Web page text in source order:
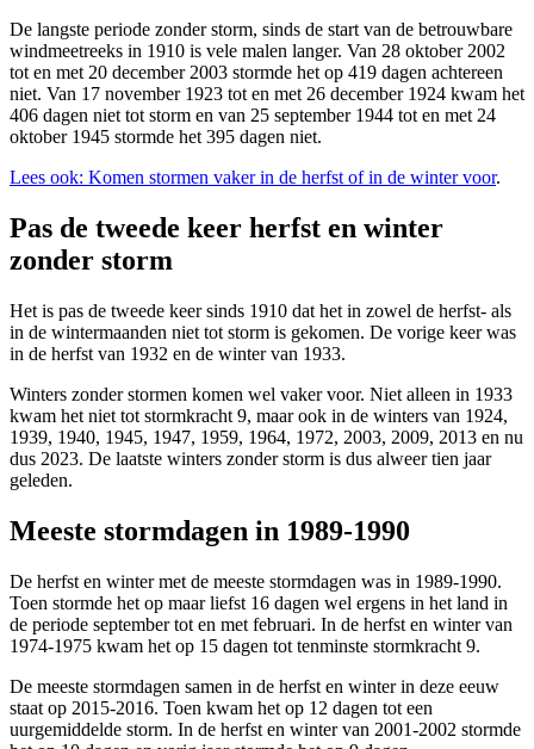
De langste periode zonder storm, sinds de start van de betrouwbare
windmeetreeks in 1910 is vele malen langer. Van 28 oktober 2002
tot en met 20 december 2003 stormde het op 419 dagen achtereen
niet. Van 17 november 1923 tot en met 26 december 1924 kwam het
406 dagen niet tot storm en van 25 september 1944 tot en met 24
oktober 1945 stormde het 395 dagen niet.
Lees ook: Komen stormen vaker in de herfst of in de winter voor.
Pas de tweede keer herfst en winter
zonder storm
Het is pas de tweede keer sinds 1910 dat het in zowel de herfst- als
in de wintermaanden niet tot storm is gekomen. De vorige keer was
in de herfst van 1932 en de winter van 1933.
Winters zonder stormen komen wel vaker voor. Niet alleen in 1933
kwam het niet tot stormkracht 9, maar ook in de winters van 1924,
1939, 1940, 1945, 1947, 1959, 1964, 1972, 2003, 2009, 2013 en nu
dus 2023. De laatste winters zonder storm is dus alweer tien jaar
geleden.
Meeste stormdagen in 1989-1990
De herfst en winter met de meeste stormdagen was in 1989-1990.
Toen stormde het op maar liefst 16 dagen wel ergens in het land in
de periode september tot en met februari. In de herfst en winter van
1974-1975 kwam het op 15 dagen tot tenminste stormkracht 9.
De meeste stormdagen samen in de herfst en winter in deze eeuw
staat op 2015-2016. Toen kwam het op 12 dagen tot een
uurgemiddelde storm. In de herfst en winter van 2001-2002 stormde